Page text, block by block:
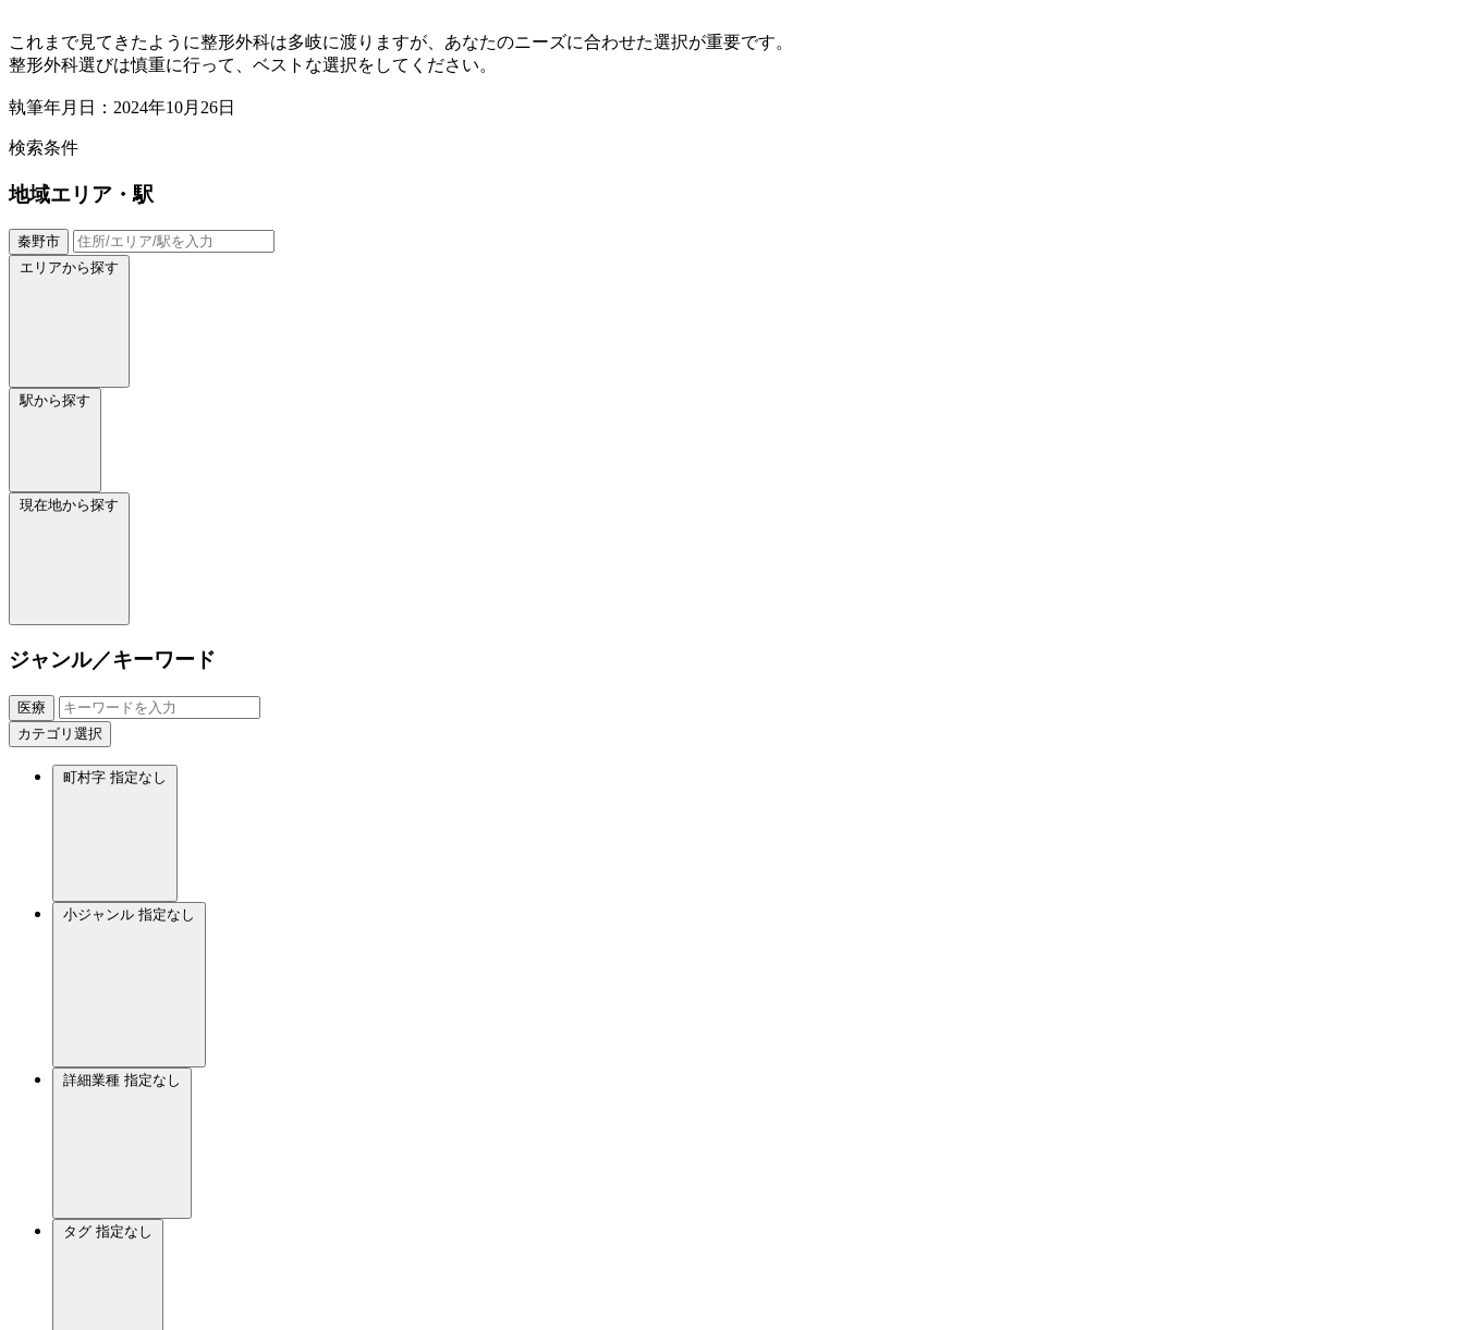
これまで見てきたように整形外科は多岐に渡りますが、あなたのニーズに合わせた選択が重要です。
整形外科選びは慎重に行って、ベストな選択をしてください。
執筆年月日：2024年10月26日
検索条件
地域エリア・駅
秦野市
エリアから探す
駅から探す
現在地から探す
ジャンル／キーワード
医療
カテゴリ選択
町村字 指定なし
小ジャンル 指定なし
詳細業種 指定なし
タグ 指定なし